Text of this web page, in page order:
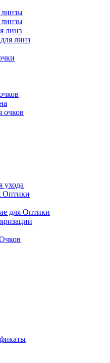
линз
линз
очков
ухода
Оптики
для Оптики